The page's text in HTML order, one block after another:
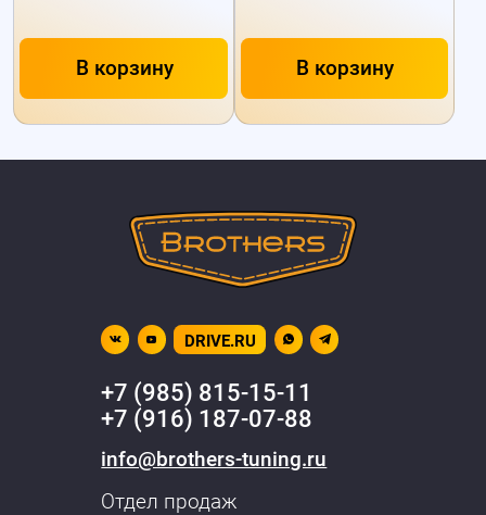
В корзину В корзину
DRIVE.RU
+7 (985) 815-15-11
+7 (916) 187-07-88
info@brothers-tuning.ru
Отдел продаж